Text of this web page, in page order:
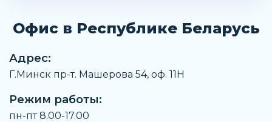
Офис в Республике Беларусь
Адрес:
Г.Минск пр-т. Машерова 54, оф. 11H
Режим работы:
пн-пт 8.00-17.00